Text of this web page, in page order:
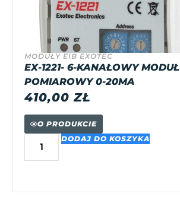
MODUŁY EIB EXOTEC
EX-1221- 6-KANAŁOWY MODUŁ
POMIAROWY 0-20MA
410,00ZŁ
O PRODUKCIE
DODAJ DO KOSZYKA